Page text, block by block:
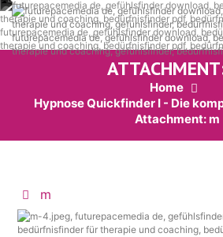
Home
Hypnose Quickfinder I - Die
Attachment: m
m